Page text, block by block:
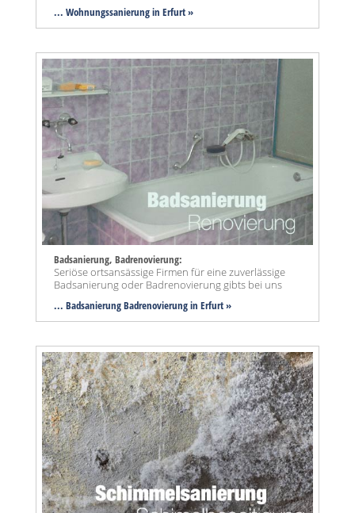
... Wohnungssanierung in Erfurt »
Badsanierung, Badrenovierung:
Seriöse ortsansässige Firmen für eine zuverlässige
Badsanierung oder Badrenovierung gibts bei uns
... Badsanierung Badrenovierung in Erfurt »